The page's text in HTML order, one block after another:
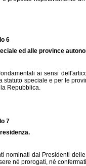
6
ed alle province
ai sensi
speciale e per le
Repubblica.
7
nominati dai Presidenti
né prorogati, né